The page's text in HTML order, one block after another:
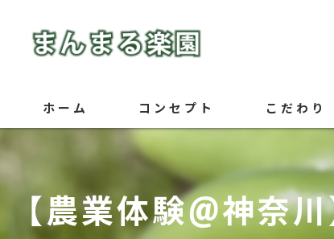
ホーム コンセプト こだわり
【農業体験@神奈